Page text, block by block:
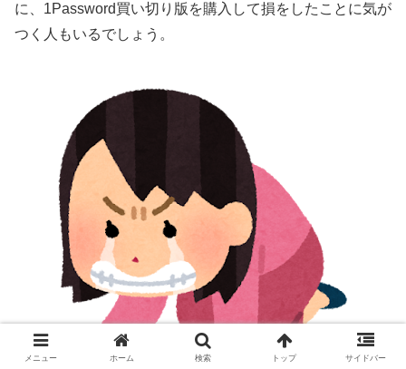
に、1Password買い切り版を購入して損をしたことに気が
つく人もいるでしょう。
メニュー ホーム 検索 トップ サイドバー